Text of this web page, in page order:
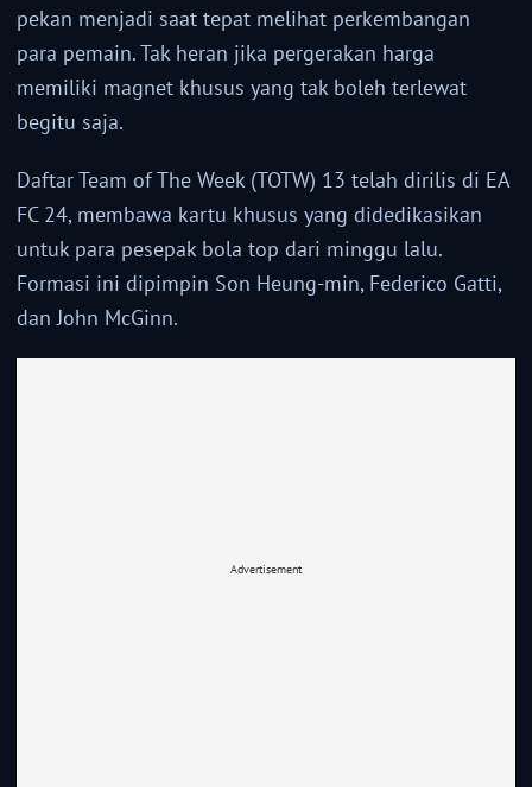
pekan menjadi saat tepat melihat perkembangan
para pemain. Tak heran jika pergerakan harga
memiliki magnet khusus yang tak boleh terlewat
begitu saja.
Daftar Team of The Week (TOTW) 13 telah dirilis di EA
FC 24, membawa kartu khusus yang didedikasikan
untuk para pesepak bola top dari minggu lalu.
Formasi ini dipimpin Son Heung-min, Federico Gatti,
dan John McGinn.
Advertisement